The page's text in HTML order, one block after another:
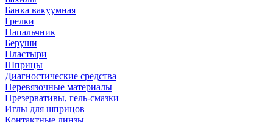
Банка вакуумная
Грелки
Напальчник
Беруши
Пластыри
Шприцы
Диагностические средства
Перевязочные материалы
Презервативы, гель-смазки
Иглы для шприцов
Контактные линзы